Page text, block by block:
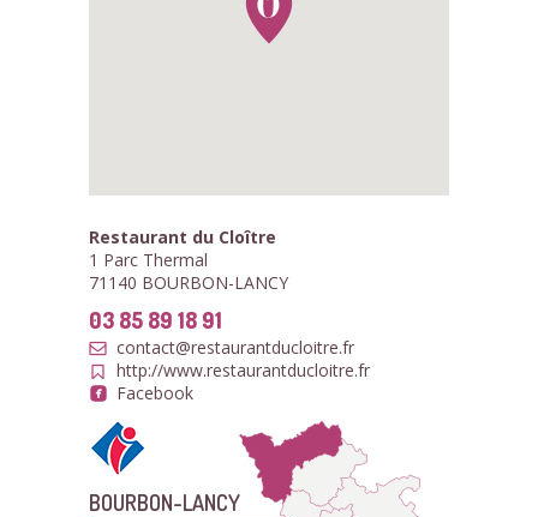
Restaurant du Cloître
1 Parc Thermal
71140 BOURBON-LANCY
03 85 89 18 91
contact@restaurantducloitre.fr
http://www.restaurantducloitre.fr
Facebook
BOURBON-LANCY